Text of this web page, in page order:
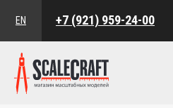
EN +7 (921) 959-24-00